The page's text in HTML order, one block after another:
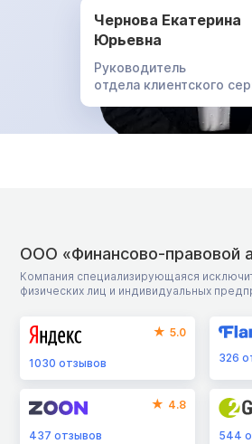
Чернова Екатерина
Юрьевна
Руководитель
отдела клиентского
ООО «Финансово-правовой
Компания специализирующаяся
физических лиц и индивидуальных
5.0
1030 отзывов
326
4.8
437 отзывов 544